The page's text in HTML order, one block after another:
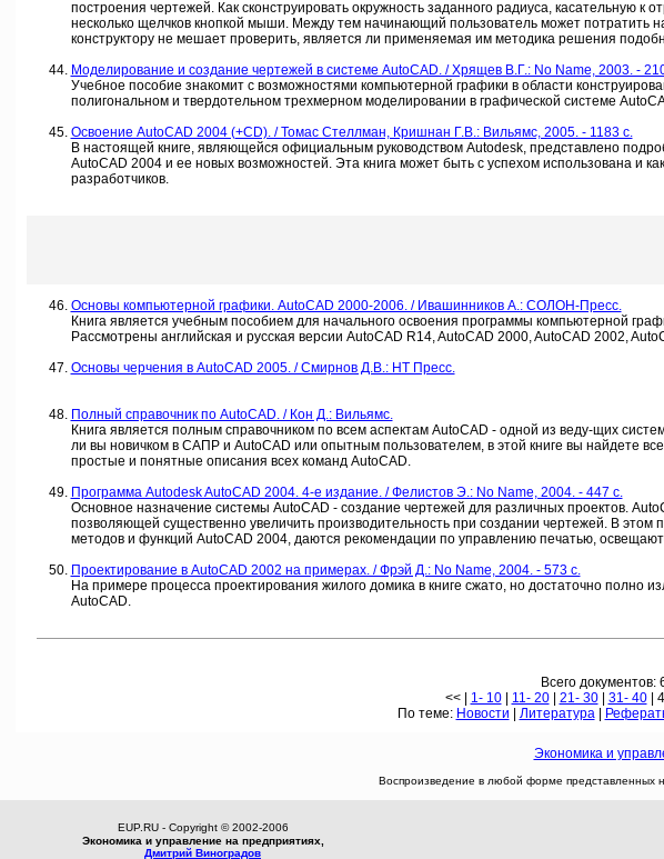
построения чертежей. Как сконструировать окружность заданного радиуса, касательную к
несколько щелчков кнопкой мыши. Между тем начинающий пользователь может
конструктору не мешает проверить, является ли применяемая им методика решения
Моделирование и создание чертежей в системе AutoCAD. / Хрящев В.Г.: No Name, 2003. -
Учебное пособие знакомит с возможностями компьютерной графики в области
полигональном и твердотельном трехмерном моделировании в графической системе
Освоение AutoCAD 2004 (+CD). / Томас Стеллман, Кришнан Г.В.: Вильямс, 2005. - 1183 c.
В настоящей книге, являющейся официальным руководством Autodesk, представлено
AutoCAD 2004 и ее новых возможностей. Эта книга может быть с успехом использована и
разработчиков.
Основы компьютерной графики. AutoCAD 2000-2006. / Ивашинников А.: СОЛОН-Пресс.
Книга является учебным пособием для начального освоения программы компьютерной
Рассмотрены английская и русская версии AutoCAD R14, AutoCAD 2000, AutoCAD 2002,
Основы черчения в AutoCAD 2005. / Смирнов Д.В.: НТ Пресс.
Полный справочник по AutoCAD. / Кон Д.: Вильямс.
Книга является полным справочником по всем аспектам AutoCAD - одной из веду-щих
ли вы новичком в САПР и AutoCAD или опытным пользователем, в этой книге вы найдете
простые и понятные описания всех команд AutoCAD.
Программа Autodesk AutoCAD 2004. 4-е издание. / Фелистов Э.: No Name, 2004. - 447 c.
Основное назначение системы AutoCAD - создание чертежей для различных проектов.
позволяющей существенно увеличить производительность при создании чертежей. В
методов и функций AutoCAD 2004, даются рекомендации по управлению печатью,
Проектирование в AutoCAD 2002 на примерах. / Фрэй Д.: No Name, 2004. - 573 c.
На примере процесса проектирования жилого домика в книге сжато, но достаточно
AutoCAD.
Всего документов:
<< |
1- 10| 11- 20| 21- 30| 31- 40|
По теме: Новости Литература|
Экономика и
Воспроизведение в любой форме представленных
EUP.RU - Copyright © 2002-2006
Экономика и управление на предприятиях,
Дмитрий Виноградов